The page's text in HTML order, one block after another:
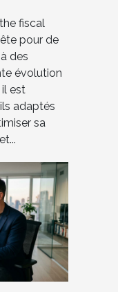
fiscal
pour de
des
évolution
est
adaptés
sa